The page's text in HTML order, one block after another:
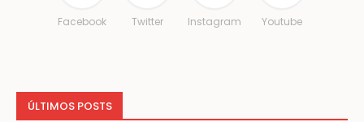
Facebook Twitter Instagram Youtube
ÚLTIMOS POSTS